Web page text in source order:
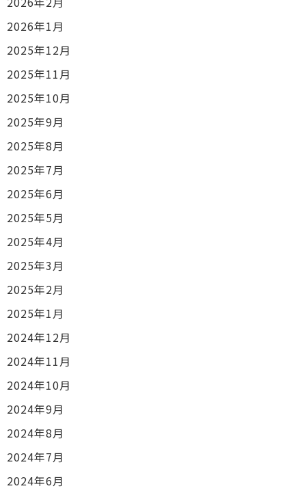
2026年1月
2025年12月
2025年11月
2025年10月
2025年9月
2025年8月
2025年7月
2025年6月
2025年5月
2025年4月
2025年3月
2025年2月
2025年1月
2024年12月
2024年11月
2024年10月
2024年9月
2024年8月
2024年7月
2024年6月